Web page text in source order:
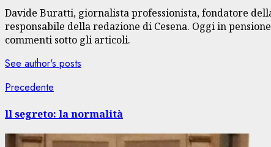
Davide Buratti, giornalista professionista, fondatore
responsabile della redazione di Cesena. Oggi in
commenti sotto gli articoli.
See author's posts
Navigazione
articolo
Precedente
ll segreto: la normalità